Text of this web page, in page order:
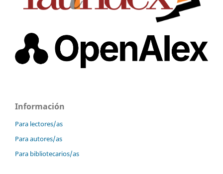
Información
Para lectores/as
Para autores/as
Para bibliotecarios/as